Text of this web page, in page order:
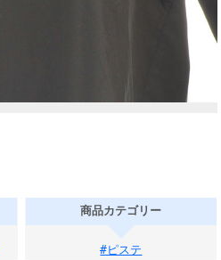
商品カテゴリー
#ピステ